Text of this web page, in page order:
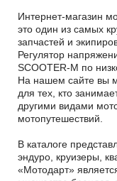
Интернет-магазин
это один из самых
запчастей и
Регулятор
SCOOTER-M по
На нашем сайте вы
для тех, кто
другими видами
мотопутешествий.
В каталоге
эндуро, круизеры,
«Мотодарт»